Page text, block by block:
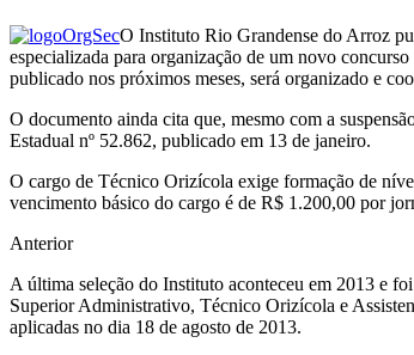
O Instituto Rio Grandense do Arroz
especializada para organização de um novo
publicado nos próximos meses, será organizado e
O documento ainda cita que, mesmo com a
Estadual nº 52.862, publicado em 13 de janeiro.
O cargo de Técnico Orizícola exige formação de
vencimento básico do cargo é de R$ 1.200,00 por
Anterior
A última seleção do Instituto aconteceu em 2013 e
Superior Administrativo, Técnico Orizícola e
aplicadas no dia 18 de agosto de 2013.